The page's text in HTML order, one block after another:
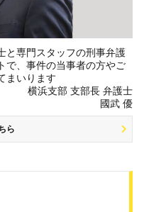
と専門スタッフの刑事弁護
で、事件の当事者の方やご
まいります
横浜支部 支部長 弁護士
國武 優
ら